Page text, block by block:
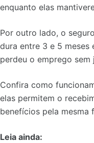
enquanto elas
Por outro lado, o
dura entre 3 e 5 meses
perdeu o emprego sem
Confira como
elas permitem o
benefícios pela mesma
Leia ainda: